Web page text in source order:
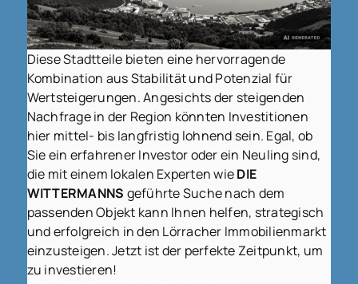
DieseStadtteile bieten eine hervorragende
Kombination aus Stabilität und Potenzial für
Wertsteigerungen. Angesichts der steigenden
Nachfrage in der Region könnten Investitionen
hier mittel- bis langfristig lohnend sein. Egal, ob
Sie ein erfahrener Investor oder ein Neuling sind,
die mit einem lokalen Experten wieDIE
WITTERMANNS geführte Suche nach dem
passenden Objekt kann Ihnen helfen, strategisch
und erfolgreich in den Lörracher Immobilienmarkt
einzusteigen. Jetzt ist der perfekte Zeitpunkt, um
zu investieren!